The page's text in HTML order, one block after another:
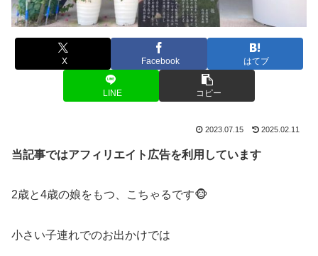
X Facebook はてブ
LINE コピー
2023.07.15 2025.02.11
当記事ではアフィリエイト広告を利用しています
2歳と4歳の娘をもつ、こちゃるです🐵
小さい子連れでのお出かけでは